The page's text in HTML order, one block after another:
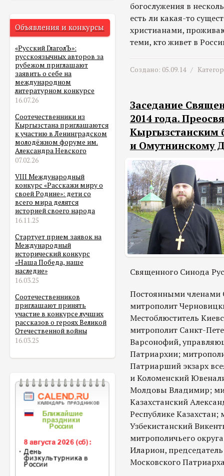
Объявления и конкурсы
«Русский ГлаголЪ»:
русскоязычных авторов за
рубежом приглашают
заявить о себе на
международном
литературном конкурсе
16.07.26
Соотечественники из
Кыргызстана приглашаются
к участию в Ленинградском
молодёжном форуме им.
Александра Невского
07.02.26
VIII Международный
конкурс «Расскажи миру о
своей Родине»: дети со
всего мира делятся
историей своего народа
16.11.25
Стартует прием заявок на
Международный
исторический конкурс
«Наша Победа, наше
наследие»
16.03.25
Соотечественников
приглашают принять
участие в конкурсе лучших
рассказов о героях Великой
Отечественной войны
16.03.25
богослужения в
есть ли какая-то
христианами,
теми, кто живет в
Создано: 05.09.14 /
Заседание
2014 года.
Кыргызстанским
и Омутнинскому
Священного Синода
Постоянными членами
митрополит
Местоблюститель
митрополит Санкт-
Варсонофий,
Патриархии;
Патриарший экзарх
и Коломенский
Молдовы Владимир;
Казахстанский
Республике
Узбекистанский
митрополичьего
Иларион,
Московского